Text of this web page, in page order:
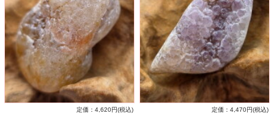
定価：4,620円(税込) 定価：4,470円(税込)